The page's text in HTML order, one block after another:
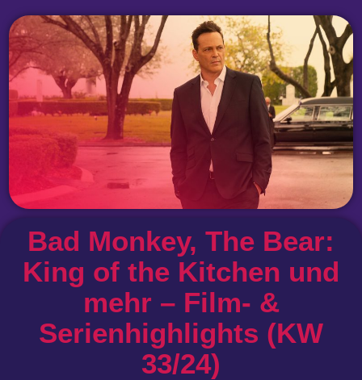
Bad Monkey, The Bear:
King of the Kitchen und
mehr – Film- &
Serienhighlights (KW
33/24)